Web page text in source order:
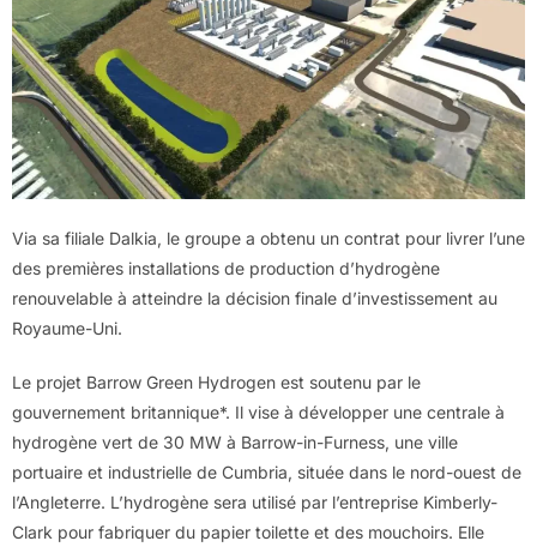
Via sa filiale Dalkia, le groupe a obtenu un contrat pour livrer l’une
des premières installations de production d’hydrogène
renouvelable à atteindre la décision finale d’investissement au
Royaume-Uni.
Le projet Barrow Green Hydrogen est soutenu par le
gouvernement britannique*. Il vise à développer une centrale à
hydrogène vert de 30 MW à Barrow-in-Furness, une ville
portuaire et industrielle de Cumbria, située dans le nord-ouest de
l’Angleterre. L’hydrogène sera utilisé par l’entreprise Kimberly-
Clark pour fabriquer du papier toilette et des mouchoirs. Elle